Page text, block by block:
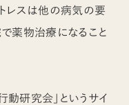
レスは他の病気の要
薬物治療になること
研究会」というサイ